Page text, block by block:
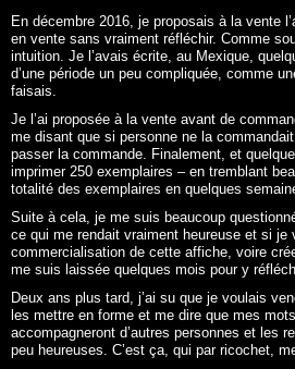
En décembre 2016, je proposais à la vente
en vente sans vraiment réfléchir. Comme
intuition. Je l’avais écrite, au Mexique,
d’une période un peu compliquée, comme
faisais.
Je l’ai proposée à la vente avant de
me disant que si personne ne la
passer la commande. Finalement, et
imprimer 250 exemplaires – en tremblant
totalité des exemplaires en quelques
Suite à cela, je me suis beaucoup
ce qui me rendait vraiment heureuse et si je
commercialisation de cette affiche, voire
me suis laissée quelques mois pour y
Deux ans plus tard, j’ai su que je voulais
les mettre en forme et me dire que mes
accompagneront d’autres personnes et les
peu heureuses. C’est ça, qui par ricochet,